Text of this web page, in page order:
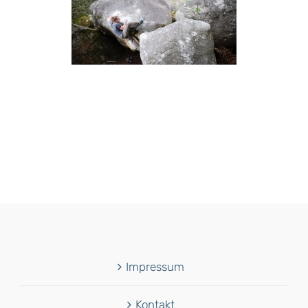
Impressum
Kontakt